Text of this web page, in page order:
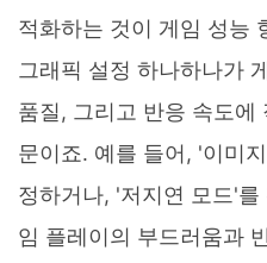
적화하는 것이 게임 성능
그래픽 설정 하나하나가
품질, 그리고 반응 속도에
문이죠. 예를 들어, '이미
정하거나, '저지연 모드'
임 플레이의 부드러움과